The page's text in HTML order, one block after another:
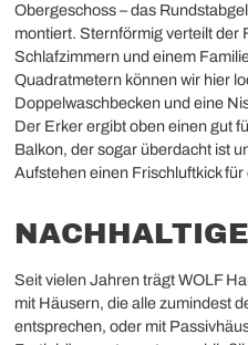
Obergeschoss – das
montiert. Sternförmig verteilt der
Schlafzimmern und einem
Quadratmetern können wir hier
Doppelwaschbecken und eine
Der Erker ergibt oben einen gut
Balkon, der sogar überdacht ist
Aufstehen einen Frischluftkick
Seit vielen Jahren trägt WOLF
mit Häusern, die alle zumindest
entsprechen, oder mit